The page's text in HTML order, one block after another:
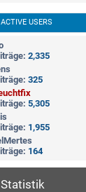
USERS
2,335
325
5,305
1,955
164
Statistik